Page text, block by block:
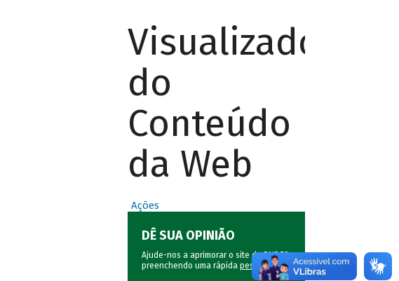
Visualizador
do
Conteúdo
da Web
Ações
DÊ SUA OPINIÃO
Ajude-nos a aprimorar o site do BNDES
preenchendo uma rápida pesquisa.